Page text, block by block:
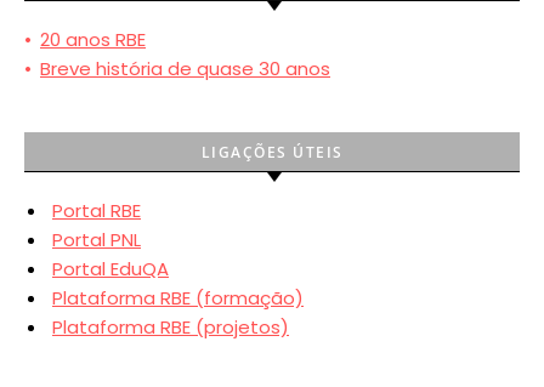
• 20 anos RBE
• Breve história de quase 30 anos
LIGAÇÕES ÚTEIS
Portal RBE
Portal PNL
Portal EduQA
Plataforma RBE (formação)
Plataforma RBE (projetos)